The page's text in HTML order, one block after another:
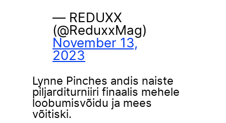
— REDUXX
(@ReduxxMag)
November 13,
2023
Lynne Pinches andis naiste
piljarditurniiri finaalis mehele
loobumisvõidu ja mees
võitiski.